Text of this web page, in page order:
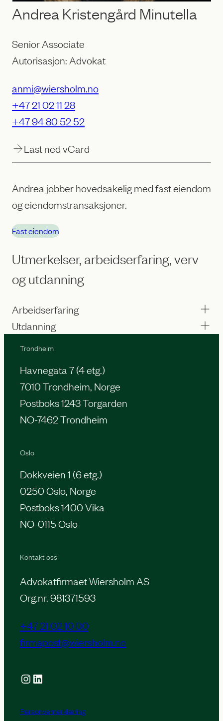
Andrea Kristengård Minutella
Senior Associate
Autorisasjon: Advokat
anmi@wiersholm.no
+47 21 02 11 28
+47 94 80 52 52
Last ned vCard
Andrea jobber hovedsakelig med fast eiendom
og eiendomstransaksjoner.
Fast eiendom
Utmerkelser, arbeidserfaring, verv
og utdanning
Arbeidserfaring
Utdanning
Kontakt oss
Advokatfirmaet Wiersholm AS
Org.nr. 981371593
+47 21 02 10 00
firmapost@wiersholm.no
Oslo
Dokkveien 1 (6 etg.)
0250 Oslo, Norge
Postboks 1400 Vika
NO-0115 Oslo
Trondheim
Havnegata 7 (4 etg.)
7010 Trondheim, Norge
Postboks 1243 Torgarden
NO-7462 Trondheim
Personvernerklæring
Instagram LinkedIn